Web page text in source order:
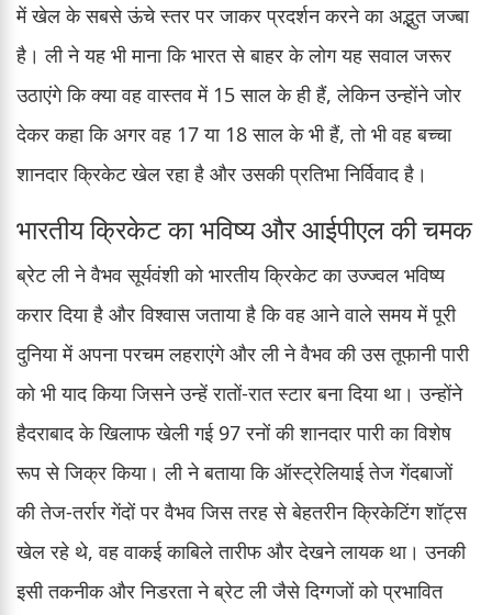
में खेल के सबसे ऊंचे स्तर पर जाकर प्रदर्शन करने का अद्भुत जज्बा
है। ली ने यह भी माना कि भारत से बाहर के लोग यह सवाल जरूर
उठाएंगे कि क्या वह वास्तव में 15 साल के ही हैं, लेकिन उन्होंने जोर
देकर कहा कि अगर वह 17 या 18 साल के भी हैं, तो भी वह बच्चा
शानदार क्रिकेट खेल रहा है और उसकी प्रतिभा निर्विवाद है।
भारतीय क्रिकेट का भविष्य और आईपीएल की चमक
ब्रेट ली ने वैभव सूर्यवंशी को भारतीय क्रिकेट का उज्ज्वल भविष्य
करार दिया है और विश्वास जताया है कि वह आने वाले समय में पूरी
दुनिया में अपना परचम लहराएंगे और ली ने वैभव की उस तूफानी पारी
को भी याद किया जिसने उन्हें रातों-रात स्टार बना दिया था। उन्होंने
हैदराबाद के खिलाफ खेली गई 97 रनों की शानदार पारी का विशेष
रूप से जिक्र किया। ली ने बताया कि ऑस्ट्रेलियाई तेज गेंदबाजों
की तेज-तर्रार गेंदों पर वैभव जिस तरह से बेहतरीन क्रिकेटिंग शॉट्स
खेल रहे थे, वह वाकई काबिले तारीफ और देखने लायक था। उनकी
इसी तकनीक और निडरता ने ब्रेट ली जैसे दिग्गजों को प्रभावित